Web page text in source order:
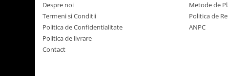
Despre noi
Termeni si Conditii
Politica de Confidentialitate
Politica de livrare
Contact
Metode de
Politica de
ANPC